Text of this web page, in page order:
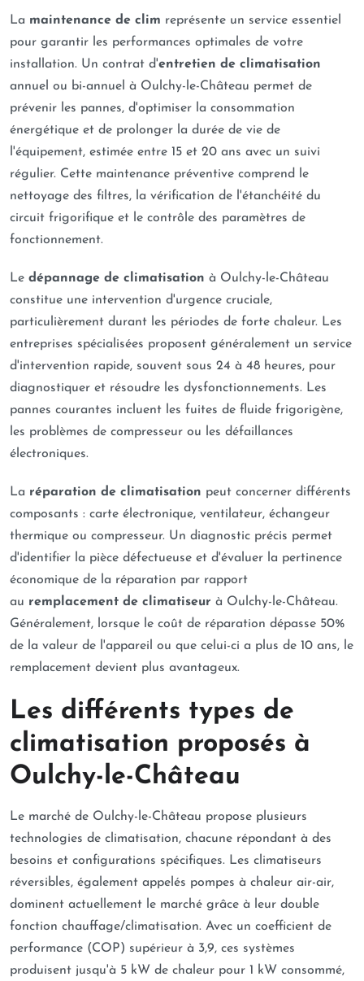
La maintenance de clim représente un service essentiel
pour garantir les performances optimales de votre
installation. Un contrat d'entretien de climatisation
annuel ou bi-annuel à Oulchy-le-Château permet de
prévenir les pannes, d'optimiser la consommation
énergétique et de prolonger la durée de vie de
l'équipement, estimée entre 15 et 20 ans avec un suivi
régulier. Cette maintenance préventive comprend le
nettoyage des filtres, la vérification de l'étanchéité du
circuit frigorifique et le contrôle des paramètres de
fonctionnement.
Le dépannage de climatisation à Oulchy-le-Château
constitue une intervention d'urgence cruciale,
particulièrement durant les périodes de forte chaleur. Les
entreprises spécialisées proposent généralement un service
d'intervention rapide, souvent sous 24 à 48 heures, pour
diagnostiquer et résoudre les dysfonctionnements. Les
pannes courantes incluent les fuites de fluide frigorigène,
les problèmes de compresseur ou les défaillances
électroniques.
La réparation de climatisation peut concerner différents
composants : carte électronique, ventilateur, échangeur
thermique ou compresseur. Un diagnostic précis permet
d'identifier la pièce défectueuse et d'évaluer la pertinence
économique de la réparation par rapport
au remplacement de climatiseur à Oulchy-le-Château.
Généralement, lorsque le coût de réparation dépasse 50%
de la valeur de l'appareil ou que celui-ci a plus de 10 ans, le
remplacement devient plus avantageux.
Les différents types de
climatisation proposés à
Oulchy-le-Château
Le marché de Oulchy-le-Château propose plusieurs
technologies de climatisation, chacune répondant à des
besoins et configurations spécifiques. Les climatiseurs
réversibles, également appelés pompes à chaleur air-air,
dominent actuellement le marché grâce à leur double
fonction chauffage/climatisation. Avec un coefficient de
performance (COP) supérieur à 3,9, ces systèmes
produisent jusqu'à 5 kW de chaleur pour 1 kW consommé,